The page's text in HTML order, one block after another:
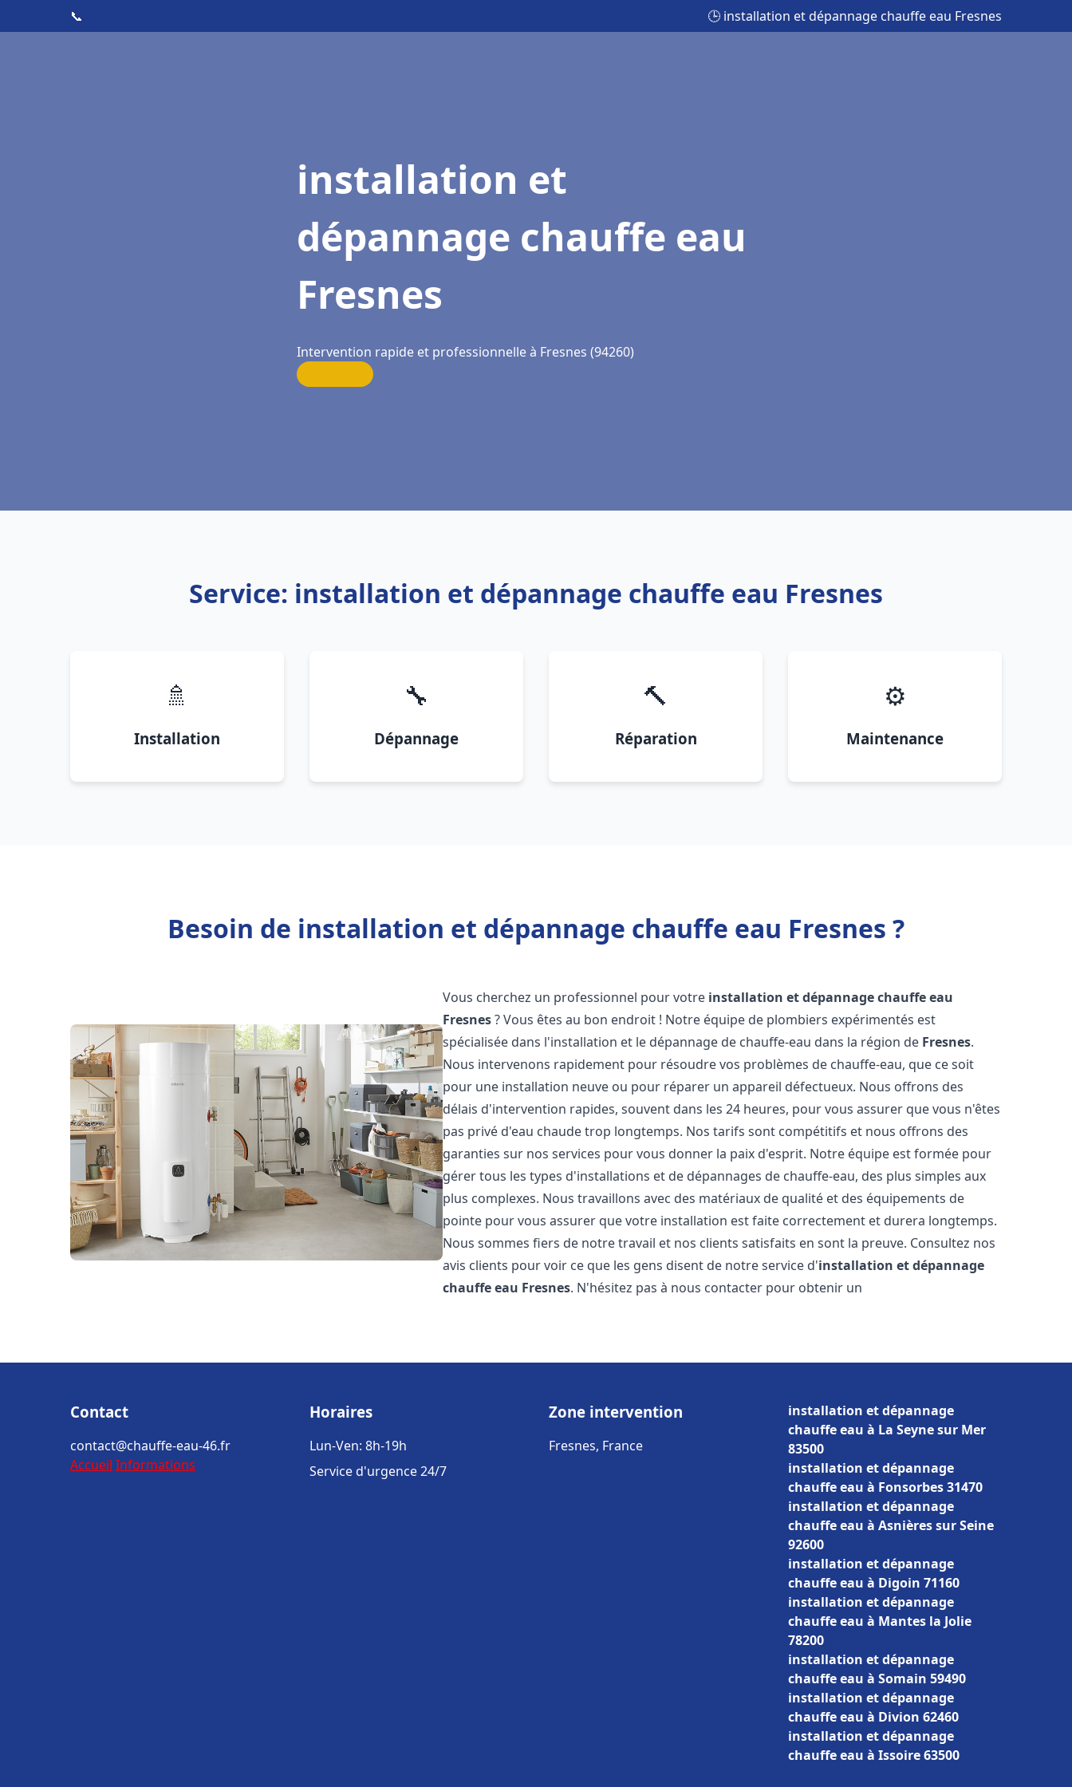
📞 🕒 installation et dépannage chauffe eau Fresnes
installation et
dépannage chauffe eau
Fresnes
Intervention rapide et professionnelle à Fresnes (94260)
Service: installation et dépannage chauffe eau Fresnes
🚿
Installation
🔧
Dépannage
🔨
Réparation
⚙️
Maintenance
Besoin de installation et dépannage chauffe eau Fresnes ?
Vous cherchez un professionnel pour votre installation et dépannage chauffe eau
Fresnes? Vous êtes au bon endroit ! Notre équipe de plombiers expérimentés est
spécialisée dans l'installation et le dépannage de chauffe-eau dans la région de Fresnes.
Nous intervenons rapidement pour résoudre vos problèmes de chauffe-eau, que ce soit
pour une installation neuve ou pour réparer un appareil défectueux. Nous offrons des
délais d'intervention rapides, souvent dans les 24 heures, pour vous assurer que vous n'êtes
pas privé d'eau chaude trop longtemps. Nos tarifs sont compétitifs et nous offrons des
garanties sur nos services pour vous donner la paix d'esprit. Notre équipe est formée pour
gérer tous les types d'installations et de dépannages de chauffe-eau, des plus simples aux
plus complexes. Nous travaillons avec des matériaux de qualité et des équipements de
pointe pour vous assurer que votre installation est faite correctement et durera longtemps.
Nous sommes fiers de notre travail et nos clients satisfaits en sont la preuve. Consultez nos
avis clients pour voir ce que les gens disent de notre service d'installation et dépannage
chauffe eau Fresnes. N'hésitez pas à nous contacter pour obtenir un
Contact
contact@chauffe-eau-46.fr
Accueil Informations
Horaires
Lun-Ven: 8h-19h
Service d'urgence 24/7
Zone intervention
Fresnes, France
installation et dépannage
chauffe eau à La Seyne sur Mer
83500
installation et dépannage
chauffe eau à Fonsorbes 31470
installation et dépannage
chauffe eau à Asnières sur Seine
92600
installation et dépannage
chauffe eau à Digoin 71160
installation et dépannage
chauffe eau à Mantes la Jolie
78200
installation et dépannage
chauffe eau à Somain 59490
installation et dépannage
chauffe eau à Divion 62460
installation et dépannage
chauffe eau à Issoire 63500